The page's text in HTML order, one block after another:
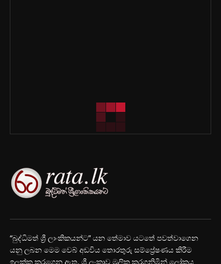
“බුද්ධිමත් ශ්‍රී ලාංකිකයන්ට” යන තේමාව යටතේ පවත්වාගෙන
යනු ලබන මෙම වෙබ් අඩවිය තොරතුරු සම්ප්‍රේෂණය කිරීම
ඉලක්ක කරගෙන ඇත. ශ්‍රී ලංකාව මූලික කරගනිමින් ලෝකය